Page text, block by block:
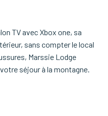
TV avec Xbox one, sa
sans compter le local
Marssie Lodge
séjour à la montagne.